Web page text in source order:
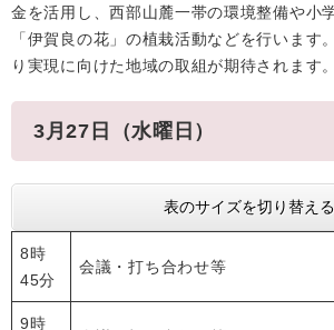
金を活用し、西部山麓一帯の環境整備や小
「伊賀良の花」の植栽活動などを行います
り実現に向けた地域の取組が期待されます。
3月27日（水曜日）
表のサイズを切り替える
8時
45分
会議・打ち合わせ等
9時